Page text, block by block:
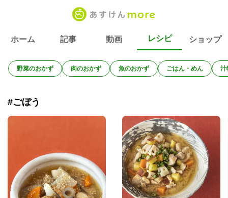
ホーム 記事 動画 レシピ ショップ
野菜のおかず 肉のおかず 魚のおかず ごはん・めん 汁
#ごぼう